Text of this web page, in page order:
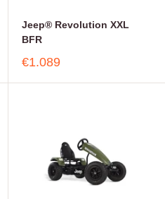
Jeep® Revolution XXL
BFR
€1.089